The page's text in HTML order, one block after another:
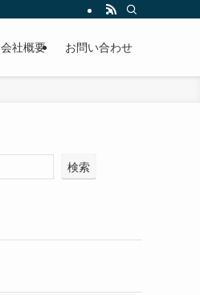
会社概要 お問い合わせ
検索